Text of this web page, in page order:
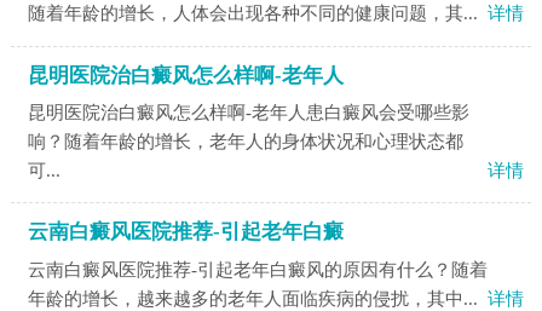
随着年龄的增长，人体会出现各种不同的健康问题，其... 详情
昆明医院治白癜风怎么样啊-老年人
昆明医院治白癜风怎么样啊-老年人患白癜风会受哪些影
响？随着年龄的增长，老年人的身体状况和心理状态都
可...
详情
云南白癜风医院推荐-引起老年白癜
云南白癜风医院推荐-引起老年白癜风的原因有什么？随着
年龄的增长，越来越多的老年人面临疾病的侵扰，其中... 详情